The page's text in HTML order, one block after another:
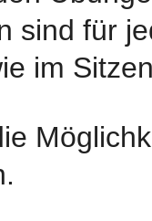
sind für
im